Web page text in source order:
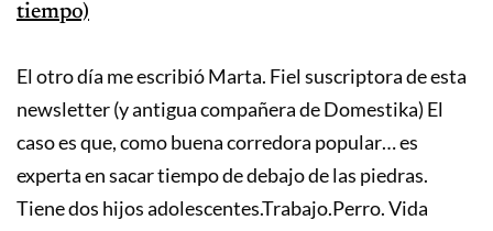
entrenes
bien)
tiempo)
El otro día me escribió Marta. Fiel suscriptora de esta
newsletter (y antigua compañera de Domestika) El
caso es que, como buena corredora popular… es
experta en sacar tiempo de debajo de las piedras.
Tiene dos hijos adolescentes.Trabajo.Perro. Vida